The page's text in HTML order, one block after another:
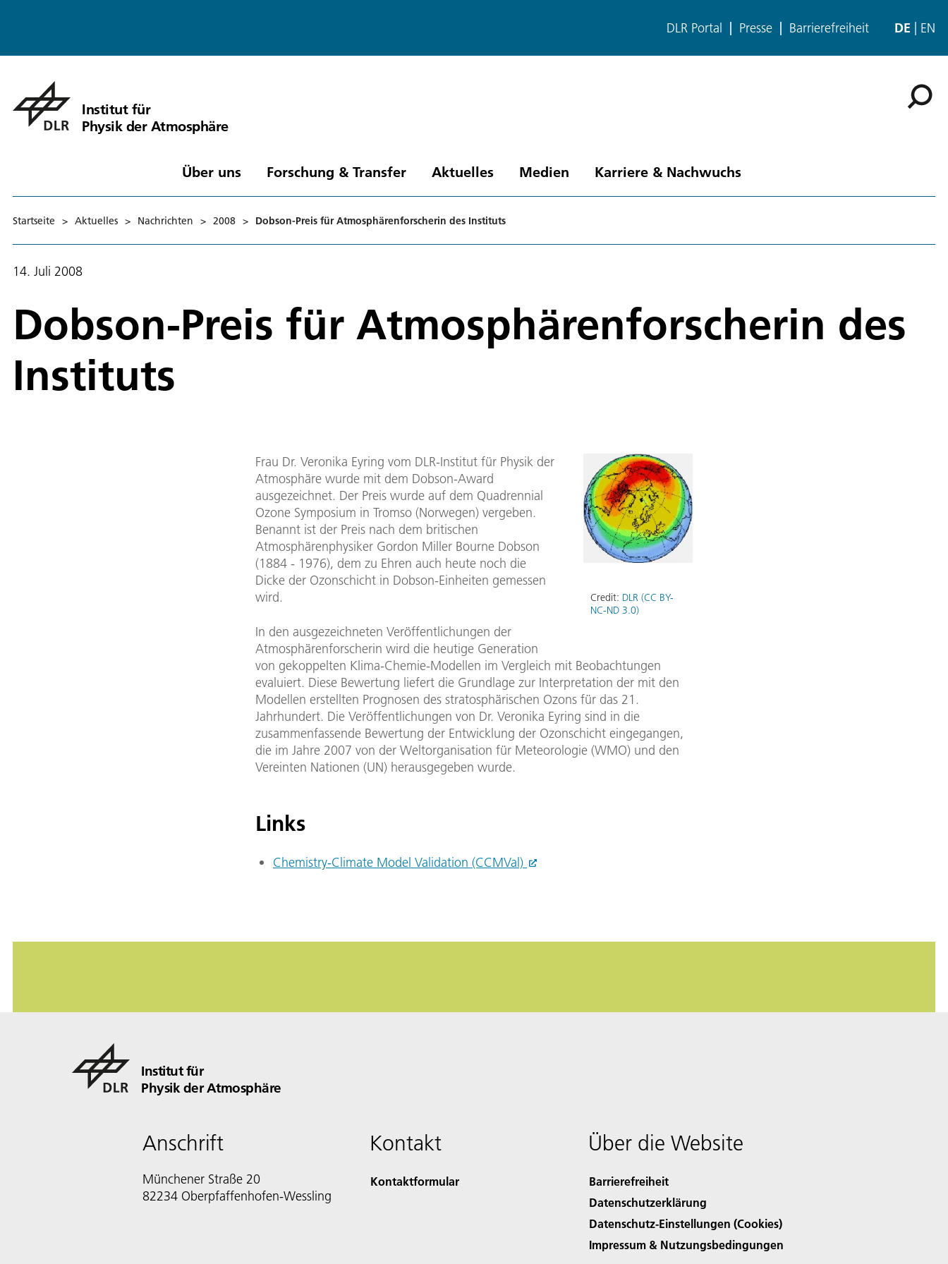
DLR Portal Presse Barrierefreiheit DE EN
Institut für
Physik der Atmosphäre
Über uns Forschung & Transfer Aktuelles Medien Karriere & Nachwuchs
Startseite > Aktuelles > Nachrichten > 2008 > Dobson-Preis für Atmosphärenforscherin des Instituts
14. Juli 2008
Dobson-Preis für Atmosphärenforscherin des
Instituts
Credit: DLR (CC BY-
NC-ND 3.0)
Frau Dr. Veronika Eyring vom DLR-Institut für Physik der
Atmosphäre wurde mit dem Dobson-Award
ausgezeichnet. Der Preis wurde auf dem Quadrennial
Ozone Symposium in Tromso (Norwegen) vergeben.
Benannt ist der Preis nach dem britischen
Atmosphärenphysiker Gordon Miller Bourne Dobson
(1884 - 1976), dem zu Ehren auch heute noch die
Dicke der Ozonschicht in Dobson-Einheiten gemessen
wird.
In den ausgezeichneten Veröffentlichungen der
Atmosphärenforscherin wird die heutige Generation
von gekoppelten Klima-Chemie-Modellen im Vergleich mit Beobachtungen
evaluiert. Diese Bewertung liefert die Grundlage zur Interpretation der mit den
Modellen erstellten Prognosen des stratosphärischen Ozons für das 21.
Jahrhundert. Die Veröffentlichungen von Dr. Veronika Eyring sind in die
zusammenfassende Bewertung der Entwicklung der Ozonschicht eingegangen,
die im Jahre 2007 von der Weltorganisation für Meteorologie (WMO) und den
Vereinten Nationen (UN) herausgegeben wurde.
Links
Chemistry-Climate Model Validation (CCMVal)
Institut für
Physik der Atmosphäre
Anschrift
Münchener Straße 20
82234 Oberpfaffenhofen-Wessling
Kontakt
Kontaktformular
Über die Website
Barrierefreiheit
Datenschutzerklärung
Datenschutz-Einstellungen (Cookies)
Impressum & Nutzungsbedingungen